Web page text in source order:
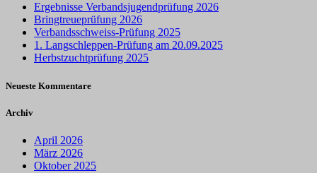
Ergebnisse Verbandsjugendprüfung 2026
Bringtreueprüfung 2026
Verbandsschweiss-Prüfung 2025
1. Langschleppen-Prüfung am 20.09.2025
Herbstzuchtprüfung 2025
Neueste Kommentare
Archiv
April 2026
März 2026
Oktober 2025